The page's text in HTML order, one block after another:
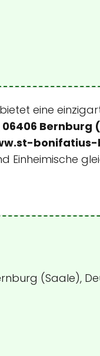
eine
06406 Bernburg
Einheimische
(Saale),